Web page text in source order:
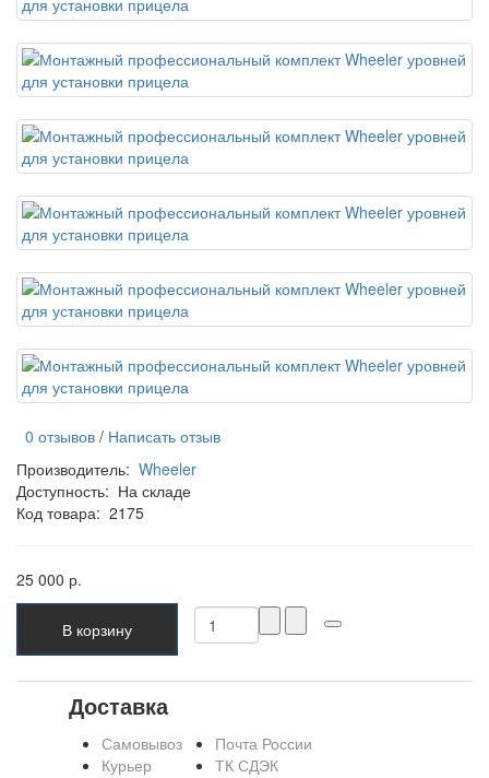
0 отзывов / Написать отзыв
Производитель: Wheeler
Доступность: На складе
Код товара: 2175
25 000 р.
В корзину
Доставка
Самовывоз
Курьер
Почта России
ТК СДЭК